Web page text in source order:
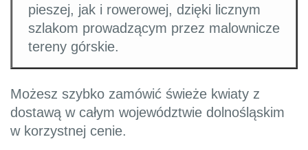
pieszej, jak i rowerowej, dzięki licznym
szlakom prowadzącym przez malownicze
tereny górskie.
Możesz szybko zamówić świeże kwiaty z
dostawą w całym województwie dolnośląskim
w korzystnej cenie.